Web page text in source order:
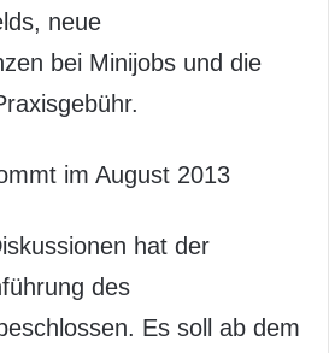
neue
bei Minijobs und die
im August 2013
hat der
des
Es soll ab dem